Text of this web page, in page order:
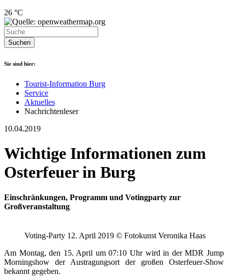
26 °C
Suchen
Sie sind hier:
Tourist-Information Burg
Service
Aktuelles
Nachrichtenleser
10.04.2019
Wichtige Informationen zum
Osterfeuer in Burg
Einschränkungen, Programm und Votingparty zur
Großveranstaltung
Voting-Party 12. April 2019 © Fotokunst Veronika Haas
Am Montag, den 15. April um 07:10 Uhr wird in der MDR Jump
Morningshow der Austragungsort der großen Osterfeuer-Show
bekannt gegeben.